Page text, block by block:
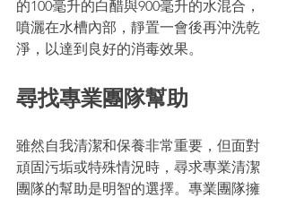
的100毫升的白醋與900毫升的水混合，
噴灑在水槽內部，靜置一會後再沖洗乾
淨，以達到良好的消毒效果。
尋找專業團隊幫助
雖然自我清潔和保養非常重要，但面對
頑固污垢或特殊情況時，尋求專業清潔
團隊的幫助是明智的選擇。專業團隊擁